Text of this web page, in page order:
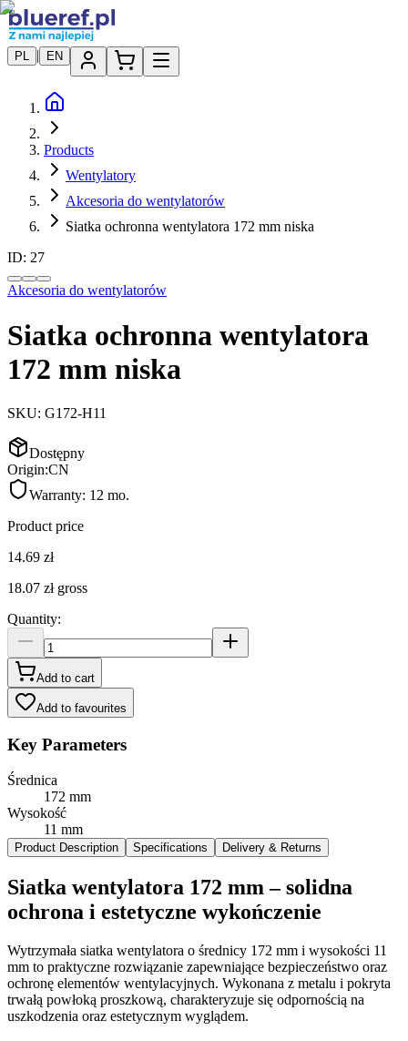
PL | EN
Products
Wentylatory
Akcesoria do wentylatorów
Siatka ochronna wentylatora 172 mm niska
ID: 27
Akcesoria do wentylatorów
Siatka ochronna wentylatora
172 mm niska
SKU: G172-H11
Dostępny
Origin:CN
Warranty: 12 mo.
Product price
14.69 zł
18.07 zł gross
Quantity:
Add to cart
Add to favourites
Key Parameters
Średnica
172 mm
Wysokość
11 mm
Product Description Specifications Delivery & Returns
Siatka wentylatora 172 mm – solidna
ochrona i estetyczne wykończenie
Wytrzymała siatka wentylatora o średnicy 172 mm i wysokości 11
mm to praktyczne rozwiązanie zapewniające bezpieczeństwo oraz
ochronę elementów wentylacyjnych. Wykonana z metalu i pokryta
trwałą powłoką proszkową, charakteryzuje się odpornością na
uszkodzenia oraz estetycznym wyglądem.